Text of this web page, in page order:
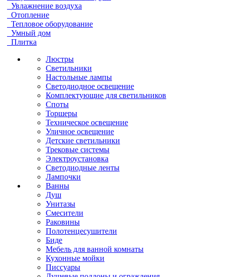
Увлажнение воздуха
Отопление
Тепловое оборудование
Умный дом
Плитка
Люстры
Светильники
Настольные лампы
Светодиодное освещение
Комплектующие для светильников
Споты
Торшеры
Техническое освещение
Уличное освещение
Детские светильники
Трековые системы
Электроустановка
Светодиодные ленты
Лампочки
Ванны
Душ
Унитазы
Смесители
Раковины
Полотенцесушители
Биде
Мебель для ванной комнаты
Кухонные мойки
Писсуары